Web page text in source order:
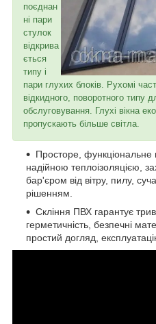
поєднан
ні пари
стулок
відкрива
ється
типу і
пари глухих блоків. Рухомі
відкидного, поворотного типу
обслуговування. Глухі вікна
пропускають більше світла.
Просторе, функціональне
надійною теплоізоляцією,
бар'єром від вітру, пилу,
рішенням.
Скління ПВХ гарантує
герметичність, безпечні
простий догляд,